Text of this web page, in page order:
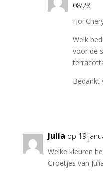
08:28
Hoi
Welk
voor de
Bedankt
Julia op 19
Welke kleuren
Groetjes van